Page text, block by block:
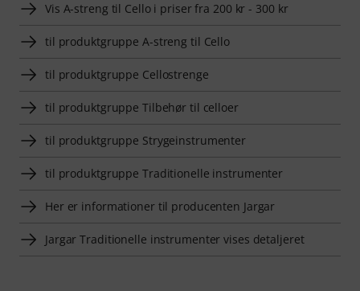
Vis A-streng til Cello i priser fra 200 kr - 300 kr
til produktgruppe A-streng til Cello
til produktgruppe Cellostrenge
til produktgruppe Tilbehør til celloer
til produktgruppe Strygeinstrumenter
til produktgruppe Traditionelle instrumenter
Her er informationer til producenten Jargar
Jargar Traditionelle instrumenter vises detaljeret